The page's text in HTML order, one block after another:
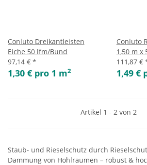
Conluto Dreikantleisten
Eiche 50 lfm/Bund
97,14 € *
1,30 € pro 1 m2
Conluto
1,50 m x
111,87 €
1,49 €
Artikel 1 - 2 von 2
Staub- und Rieselschutz durch
Dämmung von Hohlräumen – robust &